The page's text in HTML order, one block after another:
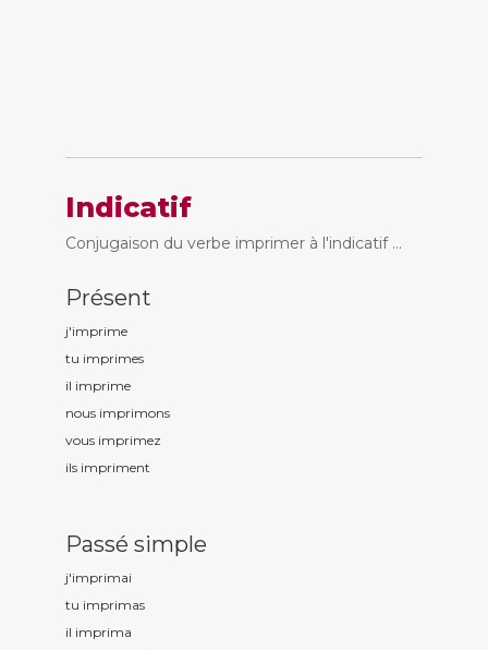
Indicatif
Conjugaison du verbe imprimer à l'indicatif ...
Présent
j'imprime
tu imprimes
il imprime
nous imprimons
vous imprimez
ils impriment
Passé simple
j'imprimai
tu imprimas
il imprima